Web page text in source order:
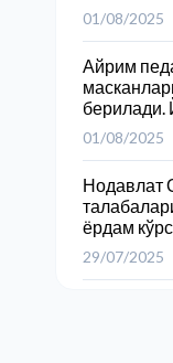
01/08/2025
Айрим
берилади.
01/08/2025
Нодавлат
ёрдам
29/07/2025